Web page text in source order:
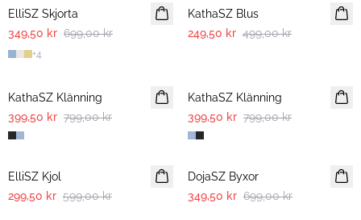
ElliSZ Skjorta
349,50 kr 699,00 kr
+4
KathaSZ Blus
249,50 kr 499,00 kr
KathaSZ Klänning
399,50 kr 799,00 kr
KathaSZ Klänning
399,50 kr 799,00 kr
-50%
ElliSZ Kjol
299,50 kr 599,00 kr
-50%
DojaSZ Byxor
349,50 kr 699,00 kr